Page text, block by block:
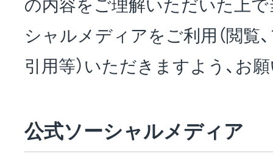
採用情報
サステナビリティ
シャルメディアをご利用（閲覧
引用等）いただきますよう、お
公式ソーシャルメディア